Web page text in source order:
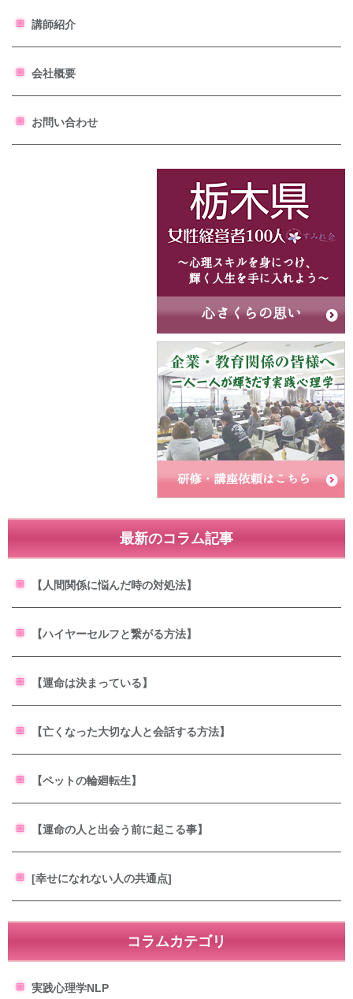
講師紹介
会社概要
お問い合わせ
最新のコラム記事
【人間関係に悩んだ時の対処法】
【ハイヤーセルフと繋がる方法】
【運命は決まっている】
【亡くなった大切な人と会話する方法】
【ペットの輪廻転生】
【運命の人と出会う前に起こる事】
[幸せになれない人の共通点]
コラムカテゴリ
実践心理学NLP